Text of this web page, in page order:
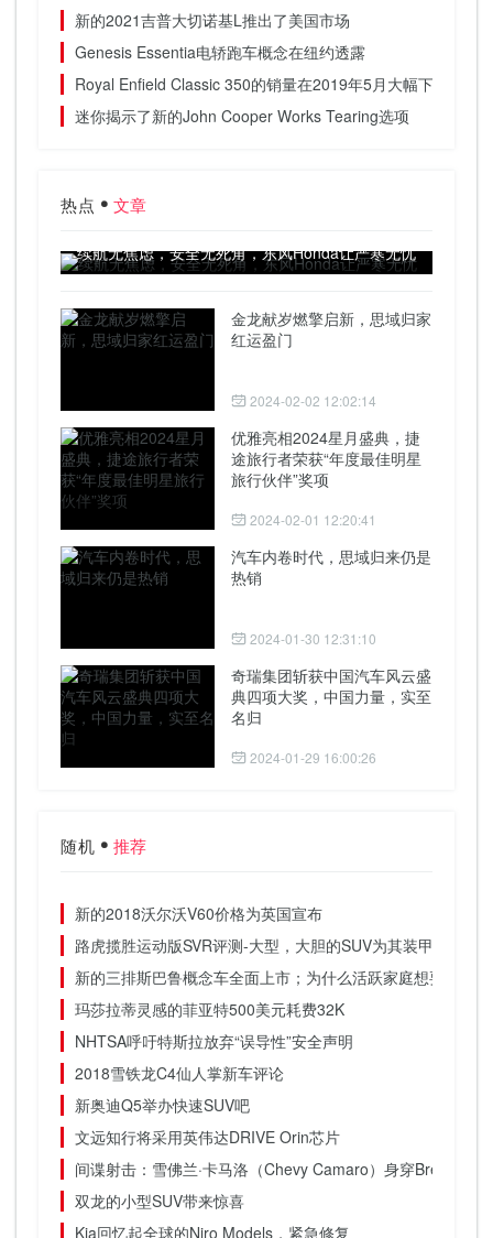
新的2021吉普大切诺基L推出了美国市场
Genesis Essentia电轿跑车概念在纽约透露
Royal Enfield Classic 350的销量在2019年5月大幅下降30％
迷你揭示了新的John Cooper Works Tearing选项
热点 文章
续航无焦虑，安全无死角，东风Honda让严寒无忧
金龙献岁燃擎启新，思域归家
红运盈门
2024-02-02 12:02:14
优雅亮相2024星月盛典，捷
途旅行者荣获“年度最佳明星
旅行伙伴”奖项
2024-02-01 12:20:41
汽车内卷时代，思域归来仍是
热销
2024-01-30 12:31:10
奇瑞集团斩获中国汽车风云盛
典四项大奖，中国力量，实至
名归
2024-01-29 16:00:26
随机 推荐
新的2018沃尔沃V60价格为英国宣布
路虎揽胜运动版SVR评测-大型，大胆的SUV为其装甲车增添
新的三排斯巴鲁概念车全面上市；为什么活跃家庭想要一个
玛莎拉蒂灵感的菲亚特500美元耗费32K
NHTSA呼吁特斯拉放弃“误导性”安全声明
2018雪铁龙C4仙人掌新车评论
新奥迪Q5举办快速SUV吧
文远知行将采用英伟达DRIVE Orin芯片
间谍射击：雪佛兰·卡马洛（Chevy Camaro）身穿Brembos
双龙的小型SUV带来惊喜
Kia回忆起全球的Niro Models，紧急修复